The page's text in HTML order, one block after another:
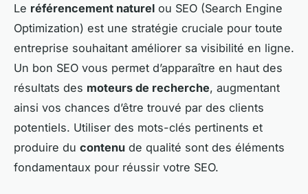
Le référencement naturel ou SEO (Search Engine
Optimization) est une stratégie cruciale pour toute
entreprise souhaitant améliorer sa visibilité en ligne.
Un bon SEO vous permet d’apparaître en haut des
résultats des moteurs de recherche, augmentant
ainsi vos chances d’être trouvé par des clients
potentiels. Utiliser des mots-clés pertinents et
produire du contenu de qualité sont des éléments
fondamentaux pour réussir votre SEO.